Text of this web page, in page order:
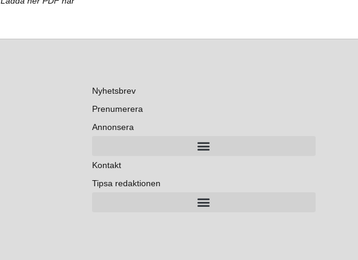
Nyhetsbrev
Prenumerera
Annonsera
Kontakt
Tipsa redaktionen